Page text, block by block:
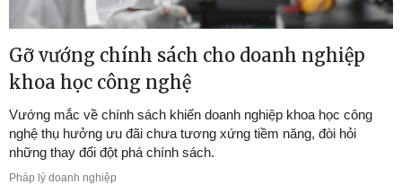
Gỡ vướng chính sách cho doanh nghiệp
khoa học công nghệ
Vướng mắc về chính sách khiến doanh nghiệp khoa học công
nghệ thụ hưởng ưu đãi chưa tương xứng tiềm năng, đòi hỏi
những thay đổi đột phá chính sách.
Pháp lý doanh nghiệp